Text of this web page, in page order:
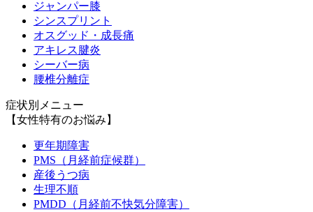
ジャンパー膝
シンスプリント
オスグッド・成長痛
アキレス腱炎
シーバー病
腰椎分離症
症状別メニュー
【女性特有のお悩み】
更年期障害
PMS（月経前症候群）
産後うつ病
生理不順
PMDD（月経前不快気分障害）